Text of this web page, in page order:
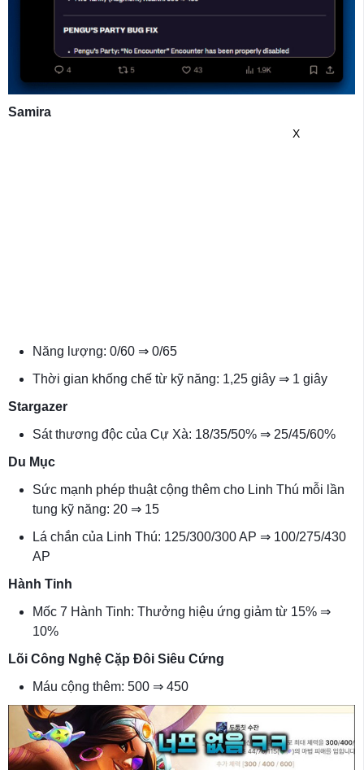
Samira
X
Năng lượng: 0/60 ⇒ 0/65
Thời gian khống chế từ kỹ năng: 1,25 giây ⇒ 1 giây
Stargazer
Sát thương độc của Cự Xà: 18/35/50% ⇒ 25/45/60%
Du Mục
Sức mạnh phép thuật cộng thêm cho Linh Thú mỗi lần
tung kỹ năng: 20 ⇒ 15
Lá chắn của Linh Thú: 125/300/300 AP ⇒ 100/275/430
AP
Hành Tinh
Mốc 7 Hành Tinh: Thưởng hiệu ứng giảm từ 15% ⇒
10%
Lõi Công Nghệ Cặp Đôi Siêu Cứng
Máu cộng thêm: 500 ⇒ 450